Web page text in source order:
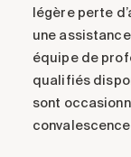
légère perte
une
équipe de
qualifiés
sont